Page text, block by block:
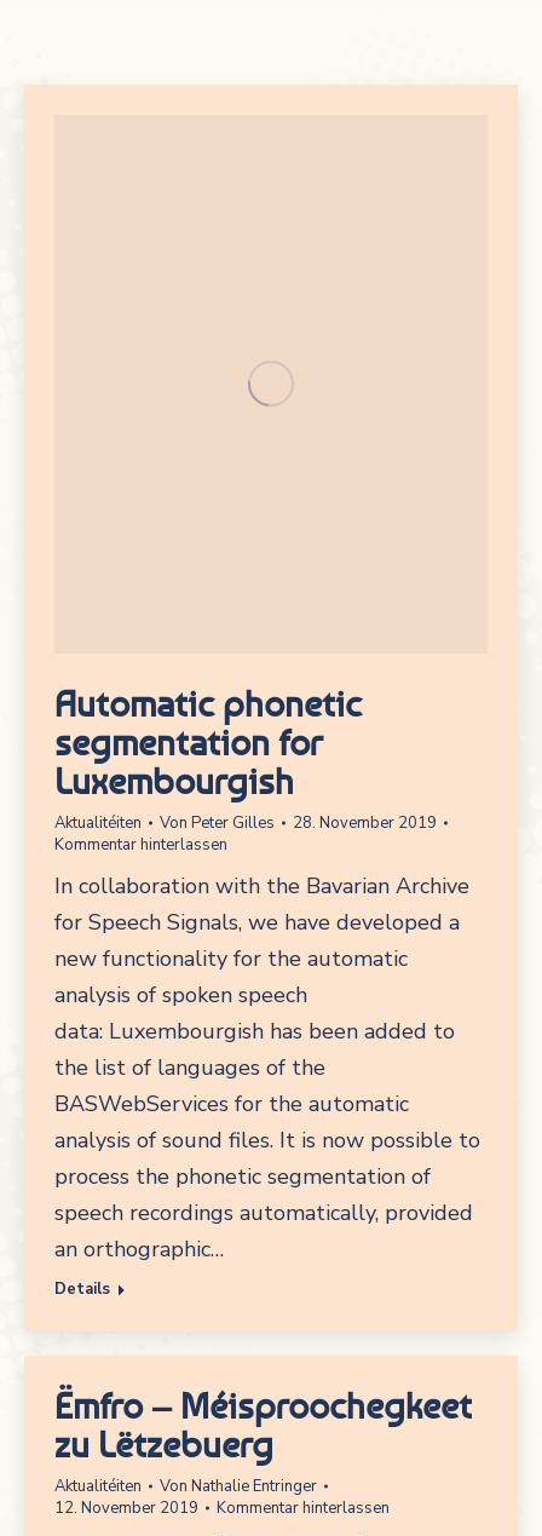
Automatic phonetic
segmentation for
Luxembourgish
Aktualitéiten Von Peter Gilles
28. November 2019
Kommentar hinterlassen
In collaboration with the Bavarian Archive
for Speech Signals, we have developed a
new functionality for the automatic
analysis of spoken speech
data: Luxembourgish has been added to
the list of languages of the
BASWebServices for the automatic
analysis of sound files. It is now possible to
process the phonetic segmentation of
speech recordings automatically, provided
an orthographic…
Details
Ëmfro – Méisproochegkeet
zu Lëtzebuerg
Aktualitéiten Von Nathalie Entringer
12. November 2019
Kommentar hinterlassen